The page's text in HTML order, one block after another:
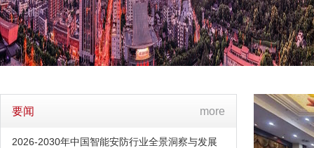
要闻 more
2026-2030年中国智能安防行业全景洞察与发展